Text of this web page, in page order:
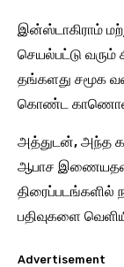
இன்ஸ்டாகிராம்
செயல்பட்டு வரும்
தங்களது சமூக
கொண்ட
அத்துடன், அந்த
ஆபாச
திரைப்படங்களில்
பதிவுகளை
Advertisement